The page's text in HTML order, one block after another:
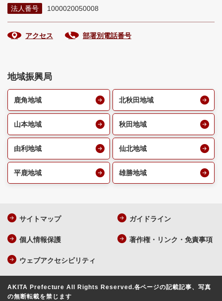
法人番号
1000020050008
アクセス 部署別電話番号
地域振興局
鹿角地域 北秋田地域
山本地域 秋田地域
由利地域 仙北地域
平鹿地域 雄勝地域
サイトマップ ガイドライン
個人情報保護 著作権・リンク・免責事項
ウェブアクセシビリティ
AKITA Prefecture All Rights Reserved.各ページの記載記事、写真
の無断転載を禁じます